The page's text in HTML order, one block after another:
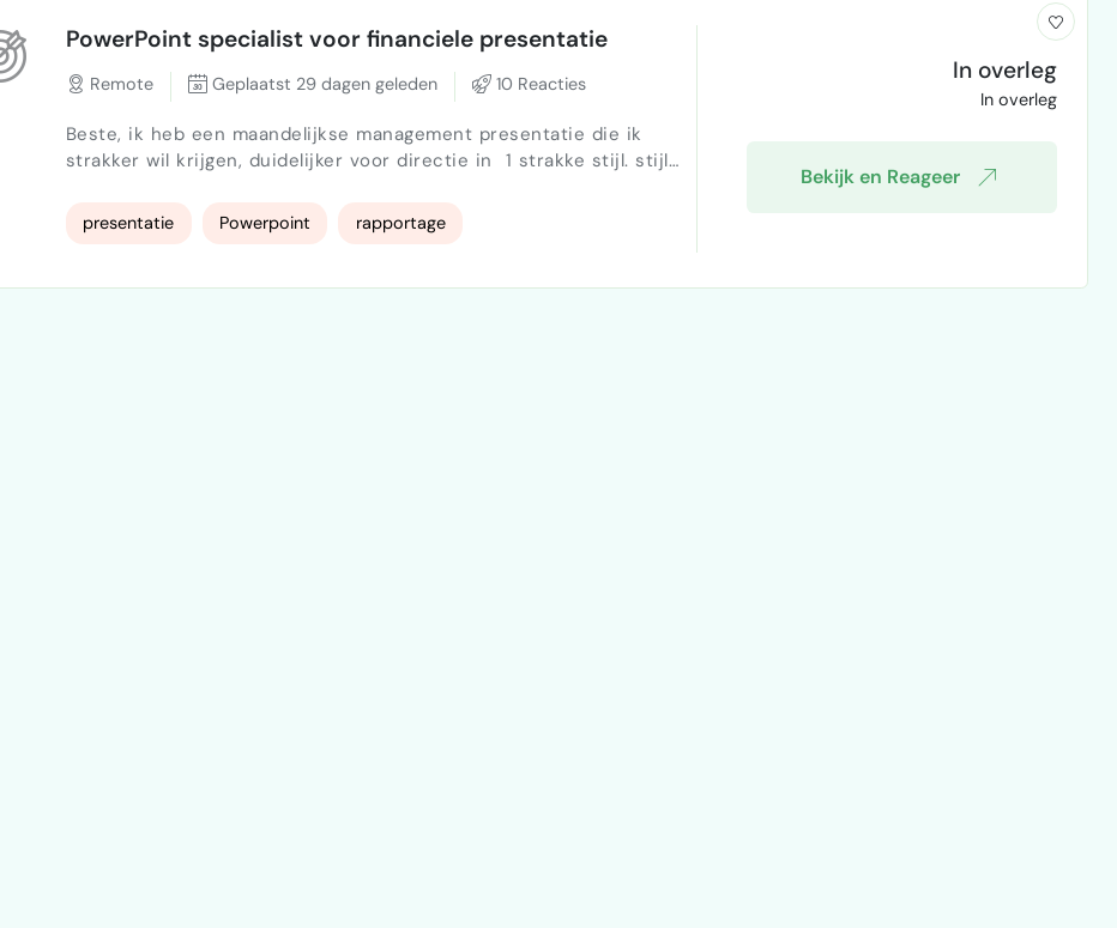
PowerPoint specialist voor financiele presentatie
Remote Geplaatst 29 dagen geleden 10 Reacties
Beste, ik heb een maandelijkse management presentatie die ik
strakker wil krijgen, duidelijker voor directie in 1 strakke stijl. stijl
presentatie Powerpoint rapportage
In overleg
In overleg
Bekijk en Reageer